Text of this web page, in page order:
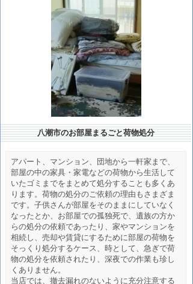
八潮市のお部屋まるごと荷物処分
アパート、マンション、団地から一軒家まで、
部屋の中の家具・家電などの荷物から生活して
いたゴミまでをまとめて処分することも多くあ
ります。荷物の処分のご依頼の理由もさまざま
です。子供さんが部屋をそのままにしていなく
なったとか、お部屋での孤独死で、遺族の方か
らの処分の依頼であったり、家やマンションを
相続し、売却や賃貸にするために部屋の荷物を
そっくり処分するケース、時として、急ぎで荷
物の処分を依頼されたり、深夜での作業も珍し
くありません。
当店では、撤去漏れのないように充分注意する